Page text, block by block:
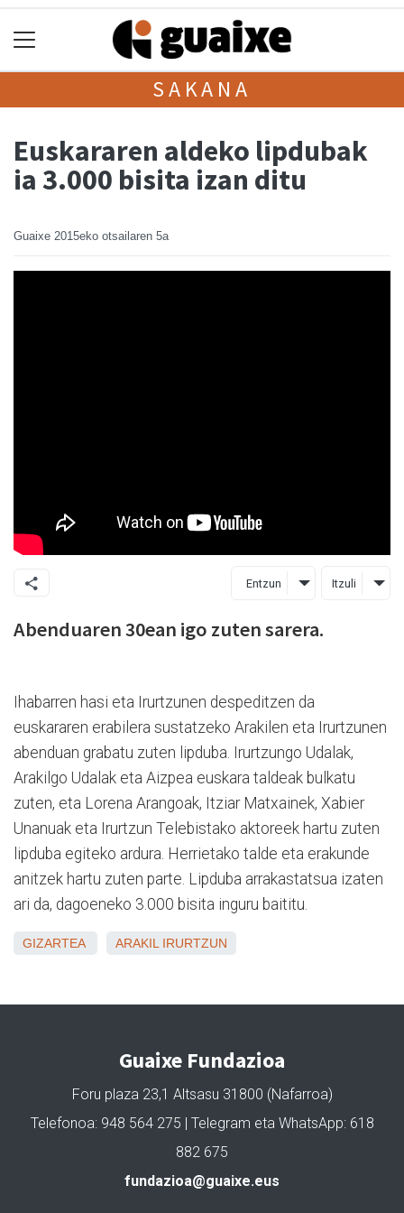
SAKANA
Euskararen aldeko lipdubak
ia 3.000 bisita izan ditu
Guaixe 2015eko otsailaren 5a
Entzun Itzuli
Abenduaren 30ean igo zuten sarera.
Ihabarren hasi eta Irurtzunen despeditzen da
euskararen erabilera sustatzeko Arakilen eta Irurtzunen
abenduan grabatu zuten lipduba. Irurtzungo Udalak,
Arakilgo Udalak eta Aizpea euskara taldeak bulkatu
zuten, eta Lorena Arangoak, Itziar Matxainek, Xabier
Unanuak eta Irurtzun Telebistako aktoreek hartu zuten
lipduba egiteko ardura. Herrietako talde eta erakunde
anitzek hartu zuten parte. Lipduba arrakastatsua izaten
ari da, dagoeneko 3.000 bisita inguru baititu.
GIZARTEA ARAKIL IRURTZUN
Guaixe Fundazioa
Foru plaza 23,1 Altsasu 31800 (Nafarroa)
Telefonoa: 948 564 275 | Telegram eta WhatsApp: 618
882 675
fundazioa@guaixe.eus